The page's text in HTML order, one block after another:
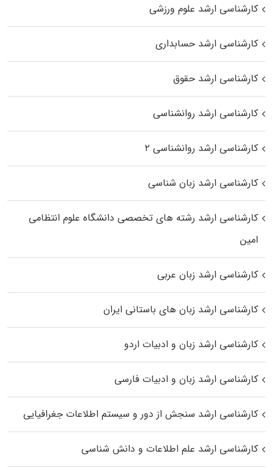
کارشناسی ارشد علوم ورزشی
کارشناسی ارشد حسابداری
کارشناسی ارشد حقوق
کارشناسی ارشد روانشناسی
کارشناسی ارشد روانشناسی ۲
کارشناسی ارشد زبان شناسی
کارشناسی ارشد رﺷﺘﻪ ﻫﺎی تخصصی داﻧﺸﮕﺎه ﻋﻠﻮم انتظامی
اﻣﻴﻦ
کارشناسی ارشد زبان عربی
کارشناسی ارشد زبان‌ های باستانی ایران
کارشناسی ارشد زبان و ادبیات اردو
کارشناسی ارشد زبان و ادبیات فارسی
کارشناسی ارشد سنجش از دور و سیستم اطلاعات جغرافیایی
کارشناسی ارشد علم اطلاعات و دانش شناسی